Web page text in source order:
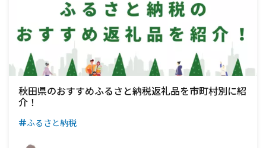
秋田県のおすすめふるさと納税返礼品を市町村別に紹
介！
ふるさと納税